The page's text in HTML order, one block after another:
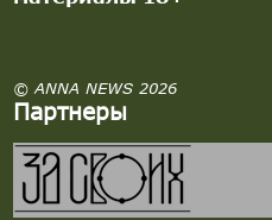
© ANNA NEWS 2026
Партнеры